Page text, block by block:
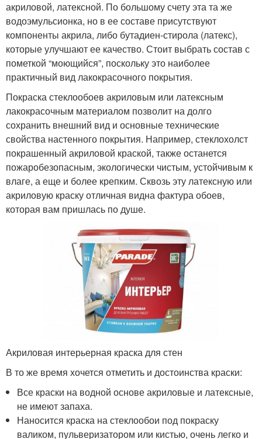
акриловой, латексной. По большому счету эта та же
водоэмульсионка, но в ее составе присутствуют
компоненты акрила, либо бутадиен-стирола (латекс),
которые улучшают ее качество. Стоит выбрать состав с
пометкой “моющийся”, поскольку это наиболее
практичный вид лакокрасочного покрытия.
Покраска стеклообоев акриловым или латексным
лакокрасочным материалом позволит на долго
сохранить внешний вид и основные технические
свойства настенного покрытия. Например, стеклохолст
покрашенный акриловой краской, также останется
пожаробезопасным, экологически чистым, устойчивым к
влаге, а еще и более крепким. Сквозь эту латексную или
акриловую краску отличная видна фактура обоев,
которая вам пришлась по душе.
Акриловая интерьерная краска для стен
В то же время хочется отметить и достоинства краски:
Все краски на водной основе акриловые и латексные,
не имеют запаха.
Наносится краска на стеклообои под покраску
валиком, пульверизатором или кистью, очень легко и